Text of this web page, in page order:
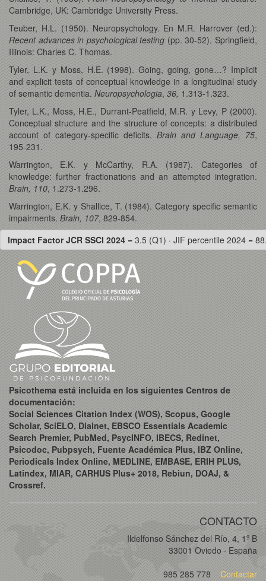
Cambridge, UK: Cambridge University Press.
Teuber, H.L. (1950). Neuropsychology. En M.R. Harrover (ed.):
Recent advances in psychological testing (pp. 30-52). Springfield,
Illinois: Charles C. Thomas.
Tyler, L.K. y Moss, H.E. (1998). Going, going, gone…? Implicit
and explicit tests of conceptual knowledge in a longitudinal study
of semantic dementia. Neuropsychologia, 36, 1.313-1.323.
Tyler, L.K., Moss, H.E., Durrant-Peatfield, M.R. y Levy, P (2000).
Conceptual structure and the structure of concepts: a distributed
account of category-specific deficits. Brain and Language, 75,
195-231.
Warrington, E.K. y McCarthy, R.A. (1987). Categories of
knowledge: further fractionations and an attempted integration.
Brain, 110, 1.273-1.296.
Warrington, E.K. y Shallice, T. (1984). Category specific semantic
impairments. Brain, 107, 829-854.
Impact Factor JCR SSCI 2024 = 3.5 (Q1) · JIF percentile 2024 =
Psicothema está incluida en los siguientes Centros de
documentación:
Social Sciences Citation Index (WOS), Scopus, Google
Scholar, SciELO, Dialnet, EBSCO Essentials Academic
Search Premier, PubMed, PsycINFO, IBECS, Redinet,
Psicodoc, Pubpsych, Fuente Académica Plus, IBZ Online,
Periodicals Index Online, MEDLINE, EMBASE, ERIH PLUS,
Latindex, MIAR, CARHUS Plus+ 2018, Rebiun, DOAJ, &
Crossref.
CONTACTO
Ildelfonso Sánchez del Río, 4, 1º B
33001 Oviedo · España
985 285 778
Contactar